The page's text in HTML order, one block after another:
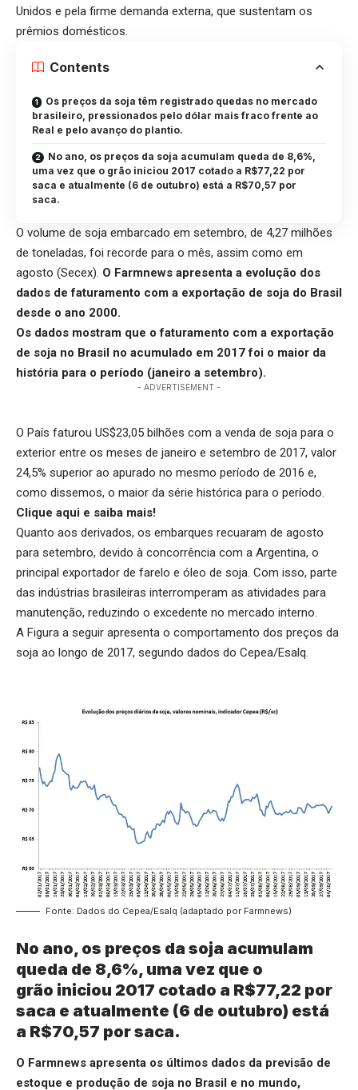
Unidos e pela firme demanda externa, que sustentam os
prêmios domésticos.
Contents
Os preços da soja têm registrado quedas no mercado
brasileiro, pressionados pelo dólar mais fraco frente ao
Real e pelo avanço do plantio.
No ano, os preços da soja acumulam queda de 8,6%,
uma vez que o grão iniciou 2017 cotado a R$77,22 por
saca e atualmente (6 de outubro) está a R$70,57 por
saca.
O volume de soja embarcado em setembro, de 4,27 milhões
de toneladas, foi recorde para o mês, assim como em
agosto (Secex). O Farmnews apresenta a evolução dos
dados de faturamento com a exportação de soja do Brasil
desde o ano 2000.
Os dados mostram que o faturamento com a exportação
de soja no Brasil no acumulado em 2017 foi o maior da
história para o período (janeiro a setembro).
- ADVERTISEMENT -
O País faturou US$23,05 bilhões com a venda de soja para o
exterior entre os meses de janeiro e setembro de 2017, valor
24,5% superior ao apurado no mesmo período de 2016 e,
como dissemos, o maior da série histórica para o período.
Clique aqui e saiba mais!
Quanto aos derivados, os embarques recuaram de agosto
para setembro, devido à concorrência com a Argentina, o
principal exportador de farelo e óleo de soja. Com isso, parte
das indústrias brasileiras interromperam as atividades para
manutenção, reduzindo o excedente no mercado interno.
A Figura a seguir apresenta o comportamento dos preços da
soja ao longo de 2017, segundo dados do Cepea/Esalq.
Fonte: Dados do Cepea/Esalq (adaptado por Farmnews)
No ano, os preços da soja acumulam
queda de 8,6%, uma vez que o
grão iniciou 2017 cotado a R$77,22 por
saca e atualmente (6 de outubro) está
a R$70,57 por saca.
O Farmnews apresenta os últimos dados da previsão de
estoque e produção de soja no Brasil e no mundo,